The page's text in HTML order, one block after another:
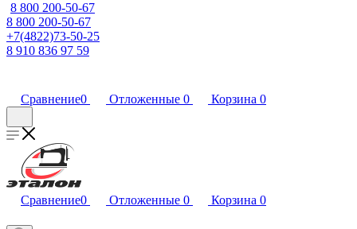
8 800 200-50-67
8 800 200-50-67
+7(4822)73-50-25
8 910 836 97 59
Сравнение0 Отложенные 0 Корзина 0
Сравнение0 Отложенные 0 Корзина 0